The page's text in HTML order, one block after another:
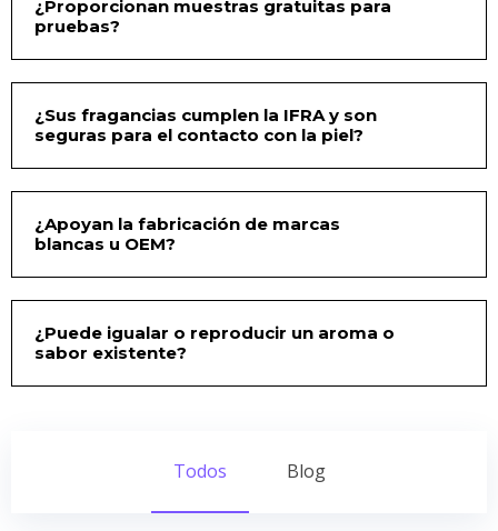
¿Proporcionan muestras gratuitas para
pruebas?
¿Sus fragancias cumplen la IFRA y son
seguras para el contacto con la piel?
¿Apoyan la fabricación de marcas
blancas u OEM?
¿Puede igualar o reproducir un aroma o
sabor existente?
Todos Blog